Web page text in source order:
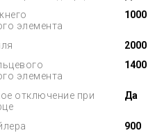
элемента
1000
2000
элемента
1400
отключение при
Да
900